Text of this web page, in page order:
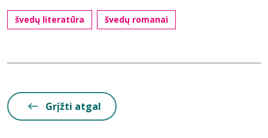
švedų literatūra švedų romanai
Grįžti atgal